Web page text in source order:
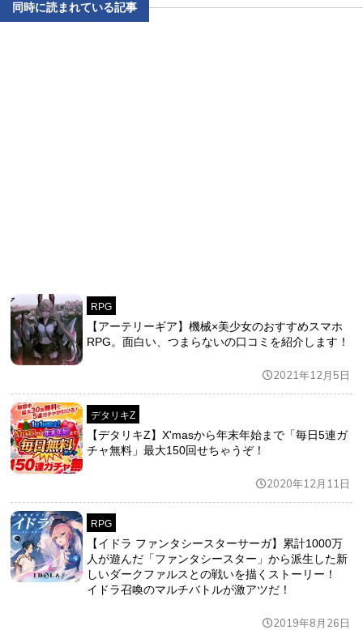
同時に読まれている記事
RPG
【アーテリーギア】機械×美少女のおすすめスマホ
RPG。面白い、つまらないの口コミを紹介します！
2021年12月5日
デタリキZ
【デタリキZ】X'masから年末年始まで「毎日5連ガ
チャ無料」最大150回せちゃうぞ！
2020年12月11日
RPG
【イドラ ファンタシースターサーガ】累計1000万
人が遊んだ「ファンタシースター」から派生した新
しいダークファルスとの戦いを描くストーリー！
イドラ召喚のマルチバトルが激アツだ！
2019年8月26日